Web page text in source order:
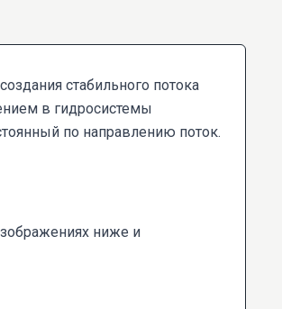
стабильного потока
в гидросистемы
по направлению поток.
ниже и